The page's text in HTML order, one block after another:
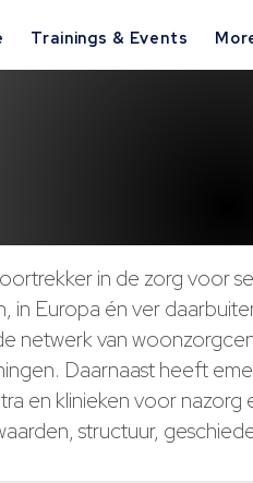
Trainings & Events
in de zorg voor
in Europa én ver
netwerk van
Daarnaast heeft
en klinieken voor
structuur,